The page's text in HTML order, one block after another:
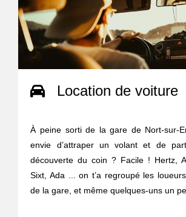
Location de voiture
À peine sorti de la gare de Nort-sur-
envie d’attraper un volant et de
découverte du coin ? Facile ! Hertz,
Sixt, Ada ... on t’a regroupé les
de la gare, et même quelques-uns un